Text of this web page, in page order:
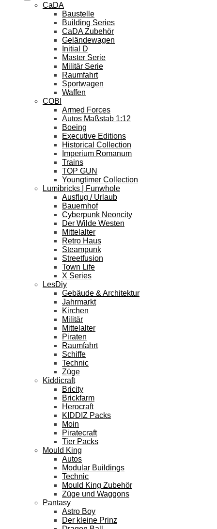
CaDA
Baustelle
Building Series
CaDA Zubehör
Geländewagen
Initial D
Master Serie
Militär Serie
Raumfahrt
Sportwagen
Waffen
COBI
Armed Forces
Autos Maßstab 1:12
Boeing
Executive Editions
Historical Collection
Imperium Romanum
Trains
TOP GUN
Youngtimer Collection
Lumibricks | Funwhole
Ausflug / Urlaub
Bauernhof
Cyberpunk Neoncity
Der Wilde Westen
Mittelalter
Retro Haus
Steampunk
Streetfusion
Town Life
X Series
LesDiy
Gebäude & Architektur
Jahrmarkt
Kirchen
Militär
Mittelalter
Piraten
Raumfahrt
Schiffe
Technic
Züge
Kiddicraft
Bricity
Brickfarm
Herocraft
KIDDIZ Packs
Moin
Piratecraft
Tier Packs
Mould King
Autos
Modular Buildings
Technic
Mould King Zubehör
Züge und Waggons
Pantasy
Astro Boy
Der kleine Prinz